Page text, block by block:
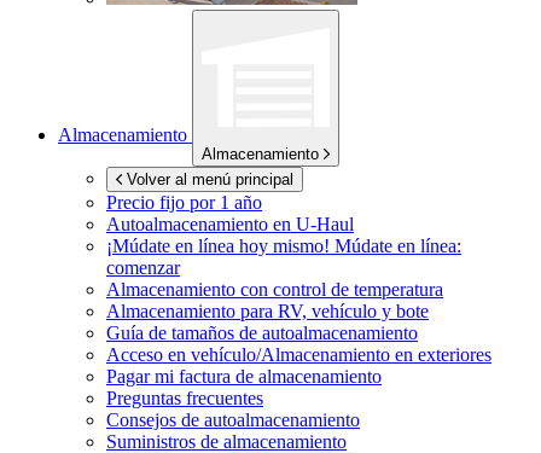
Almacenamiento
Almacenamiento
Volver al menú principal
Precio fijo por 1 año
Autoalmacenamiento en U-Haul
¡Múdate en línea hoy mismo! Múdate en línea:
comenzar
Almacenamiento con control de temperatura
Almacenamiento para RV, vehículo y bote
Guía de tamaños de autoalmacenamiento
Acceso en vehículo/Almacenamiento en exteriores
Pagar mi factura de almacenamiento
Preguntas frecuentes
Consejos de autoalmacenamiento
Suministros de almacenamiento